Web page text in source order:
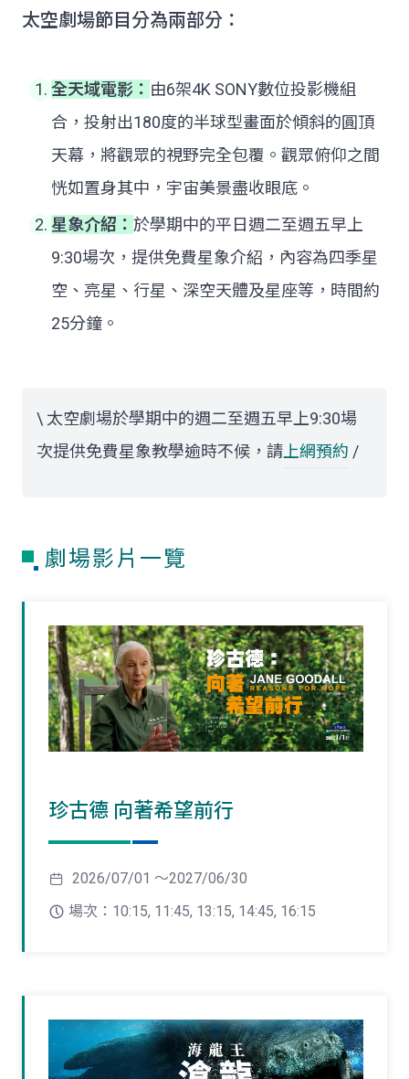
太空劇場節目分為兩部分：
全天域電影： 由6架4K SONY數位投影機組
合，投射出180度的半球型畫面於傾斜的圓頂
天幕，將觀眾的視野完全包覆。觀眾俯仰之間
恍如置身其中，宇宙美景盡收眼底。
星象介紹： 於學期中的平日週二至週五早上
9:30場次，提供免費星象介紹，內容為四季星
空、亮星、行星、深空天體及星座等，時間約
25分鐘。
\ 太空劇場於學期中的週二至週五早上9:30場
次提供免費星象教學逾時不候，請 上網預約 /
劇場影片一覽
珍古德 向著希望前行
2026/07/01 ～2027/06/30
場次：10:15, 11:45, 13:15, 14:45, 16:15